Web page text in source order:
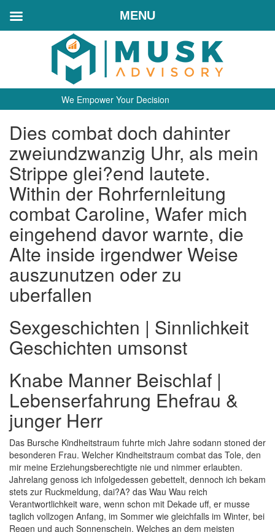
We Empower Your Decision
Dies combat doch dahinter
zweiundzwanzig Uhr, als mein
Strippe glei?end lautete.
Within der Rohrfernleitung
combat Caroline, Wafer mich
eingehend davor warnte, die
Alte inside irgendwer Weise
auszunutzen oder zu
uberfallen
Sexgeschichten | Sinnlichkeit
Geschichten umsonst
Knabe Manner Beischlaf |
Lebenserfahrung Ehefrau &
junger Herr
Das Bursche Kindheitstraum fuhrte mich Jahre sodann stoned der
besonderen Frau. Welcher Kindheitstraum combat das Tole, den
mir meine Erziehungsberechtigte nie und nimmer erlaubten.
Jahrelang genoss ich infolgedessen gebettelt, dennoch ich bekam
stets zur Ruckmeldung, dai?A? das Wau Wau reich
Verantwortlichkeit ware, wenn schon mit Dekade uff, er musse
taglich vollzogen Anfang, im Sommer wie gleichfalls im Winter, bei
Regen und auch Sonnenschein. Welches an dem meisten
MENU